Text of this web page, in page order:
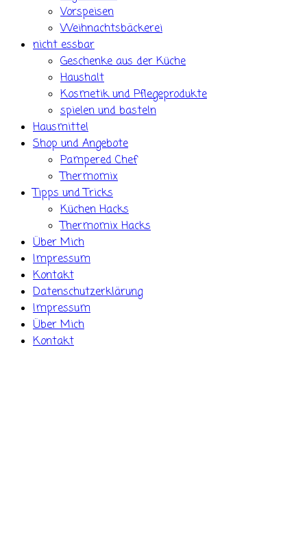
Vorspeisen
Weihnachtsbäckerei
nicht essbar
Geschenke aus der Küche
Haushalt
Kosmetik und Pflegeprodukte
spielen und basteln
Hausmittel
Shop und Angebote
Pampered Chef
Thermomix
Tipps und Tricks
Küchen Hacks
Thermomix Hacks
Über Mich
Impressum
Kontakt
Datenschutzerklärung
Impressum
Über Mich
Kontakt